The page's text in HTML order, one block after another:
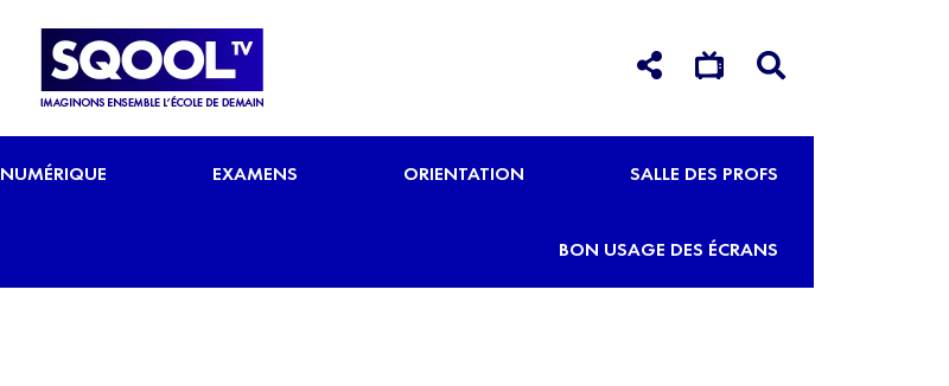
NUMÉRIQUE EXAMENS ORIENTATION SALLE DES PROFS
BON USAGE DES ÉCRANS